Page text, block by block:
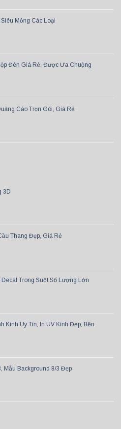
Mỏng Các Loại
Đèn Giá Rẻ, Được Ưa Chuộng
Cáo Trọn Gói, Giá Rẻ
3D
Thang Đẹp, Giá Rẻ
Trong Suốt Số Lượng Lớn
Kính Uy Tín, In UV Kính Đẹp, Bền
Mẫu Background 8/3 Đẹp